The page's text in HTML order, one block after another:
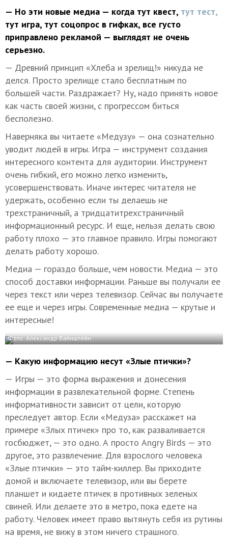
— Но эти новые медиа — когда тут квест, тут тест,
тут игра, тут соцопрос в гифках, все густо
приправлено рекламой — выглядят не очень
серьезно.
— Древний принцип «Хлеба и зрелищ!» никуда не
делся. Просто зрелище стало бесплатным по
большей части. Раздражает? Ну, надо принять новое
как часть своей жизни, с прогрессом биться
бесполезно.
Наверняка вы читаете «Медузу» — она сознательно
уводит людей в игры. Игра — инструмент создания
интересного контента для аудитории. Инструмент
очень гибкий, его можно легко изменить,
усовершенствовать. Иначе интерес читателя не
удержать, особенно если ты делаешь не
трехстраничный, а тридцатитрехстраничный
информационный ресурс. И еще, нельзя делать свою
работу плохо — это главное правило. Игры помогают
делать работу хорошо.
Медиа — гораздо больше, чем новости. Медиа — это
способ доставки информации. Раньше вы получали ее
через текст или через телевизор. Сейчас вы получаете
ее еще и через игры. Современные медиа — крутые и
интересные!
Фото: Александр Вайнштейн
— Какую информацию несут «Злые птички»?
— Игры — это форма выражения и донесения
информации в развлекательной форме. Степень
информативности зависит от цели, которую
преследует автор. Если «Медуза» расскажет на
примере «Злых птичек» про то, как разваливается
госбюджет, — это одно. А просто Angry Birds — это
другое, это развлечение. Для взрослого человека
«Злые птички» — это тайм-киллер. Вы приходите
домой и включаете телевизор, или вы берете
планшет и кидаете птичек в противных зеленых
свиней. Или делаете это в метро, пока едете на
работу. Человек имеет право вытянуть себя из рутины
на время, не вижу в этом ничего страшного.